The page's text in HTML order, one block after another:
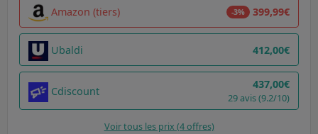
Amazon (tiers) -3% 399,99€
Ubaldi 412,00€
Cdiscount 437,00€
29 avis (9.2/10)
Voir tous les prix (4 offres)